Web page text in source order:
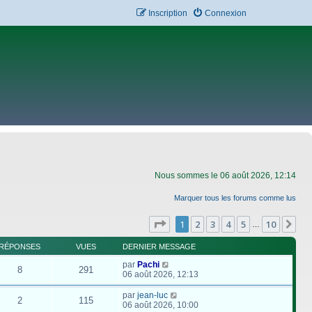
Connexion
Inscription
Nous sommes le 06 août 2026, 12:14
Marquer tous les forums comme lus
Page 1sur10
1 2 3 4 5 10
RÉPONSES VUES DERNIER MESSAGE
8 291 par Pachi
06 août 2026, 12:13
2 115 par jean-luc
06 août 2026, 10:00